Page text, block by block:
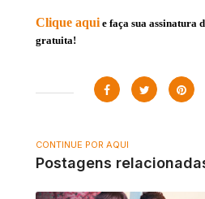
Clique aquie faça sua assinatura
gratuita!
CONTINUE POR AQUI
Postagens